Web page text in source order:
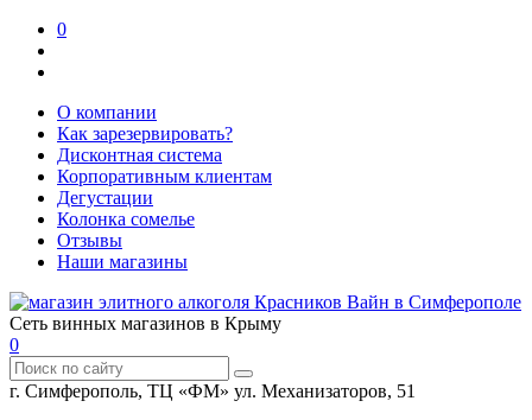
0
О компании
Как зарезервировать?
Дисконтная система
Корпоративным клиентам
Дегустации
Колонка сомелье
Отзывы
Наши магазины
Сеть винных магазинов в Крыму
0
г. Симферополь, ТЦ «ФМ» ул. Механизаторов, 51